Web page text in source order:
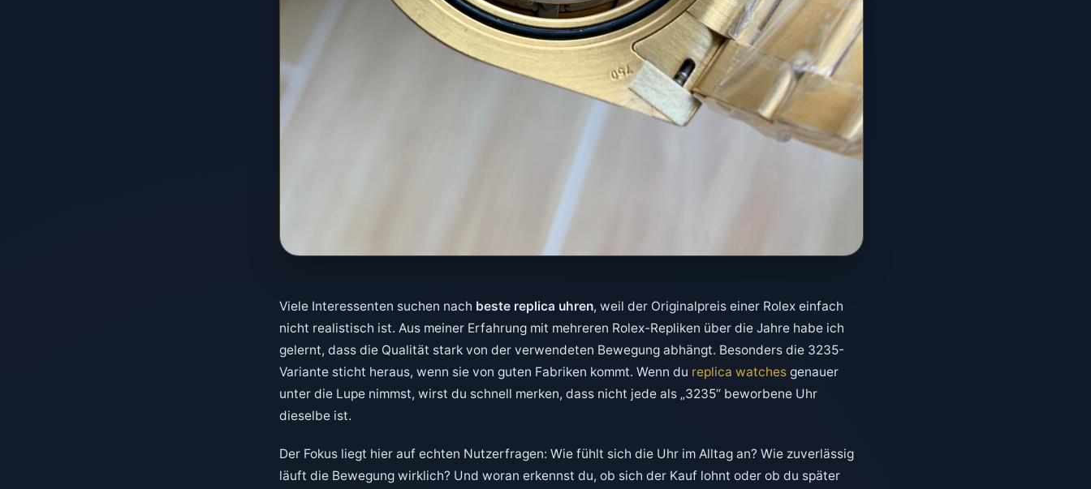
Viele Interessenten suchen nach beste replica uhren, weil der Originalpreis einer Rolex einfach
nicht realistisch ist. Aus meiner Erfahrung mit mehreren Rolex-Repliken über die Jahre habe ich
gelernt, dass die Qualität stark von der verwendeten Bewegung abhängt. Besonders die 3235-
Variante sticht heraus, wenn sie von guten Fabriken kommt. Wenn du replica watches genauer
unter die Lupe nimmst, wirst du schnell merken, dass nicht jede als „3235“ beworbene Uhr
dieselbe ist.
Der Fokus liegt hier auf echten Nutzerfragen: Wie fühlt sich die Uhr im Alltag an? Wie zuverlässig
läuft die Bewegung wirklich? Und woran erkennst du, ob sich der Kauf lohnt oder ob du später